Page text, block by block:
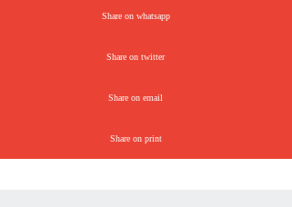
Share on whatsapp
Share on twitter
Share on email
Share on print